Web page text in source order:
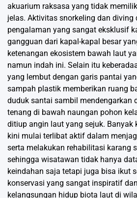
akuarium raksasa yang tidak
jelas. Aktivitas snorkeling dan diving
pengalaman yang sangat eksklusif
gangguan dari kapal-kapal besar
ketenangan ekosistem bawah laut
namun indah ini. Selain itu
yang lembut dengan garis pantai
sampah plastik memberikan ruang
duduk santai sambil mendengarkan
tenang di bawah naungan pohon
ditiup angin laut yang sejuk. Banyak
kini mulai terlibat aktif dalam
serta melakukan rehabilitasi karang
sehingga wisatawan tidak hanya
keindahan saja tetapi juga bisa ikut
konservasi yang sangat inspiratif
kelangsungan hidup biota laut di